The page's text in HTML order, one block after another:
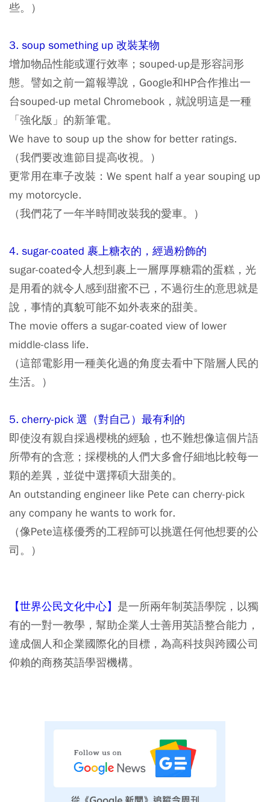
些。）
3. soup something up 改裝某物
增加物品性能或運行效率；souped-up是形容詞形
態。譬如之前一篇報導說，Google和HP合作推出一
台souped-up metal Chromebook，就說明這是一種
「強化版」的新筆電。
We have to soup up the show for better ratings.
（我們要改進節目提高收視。）
更常用在車子改裝：We spent half a year souping up
my motorcycle.
（我們花了一年半時間改裝我的愛車。）
4. sugar-coated 裹上糖衣的，經過粉飾的
sugar-coated令人想到裹上一層厚厚糖霜的蛋糕，光
是用看的就令人感到甜蜜不已，不過衍生的意思就是
說，事情的真貌可能不如外表來的甜美。
The movie offers a sugar-coated view of lower
middle-class life.
（這部電影用一種美化過的角度去看中下階層人民的
生活。）
5. cherry-pick 選（對自己）最有利的
即使沒有親自採過櫻桃的經驗，也不難想像這個片語
所帶有的含意；採櫻桃的人們大多會仔細地比較每一
顆的差異，並從中選擇碩大甜美的。
An outstanding engineer like Pete can cherry-pick
any company he wants to work for.
（像Pete這樣優秀的工程師可以挑選任何他想要的公
司。）
【世界公民文化中心】 是一所兩年制英語學院，以獨
有的一對一教學，幫助企業人士善用英語整合能力，
達成個人和企業國際化的目標，為高科技與跨國公司
仰賴的商務英語學習機構。